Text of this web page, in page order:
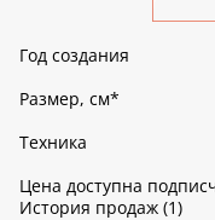
Год создания
Размер, см*
Техника
Цена доступна
История продаж (1)